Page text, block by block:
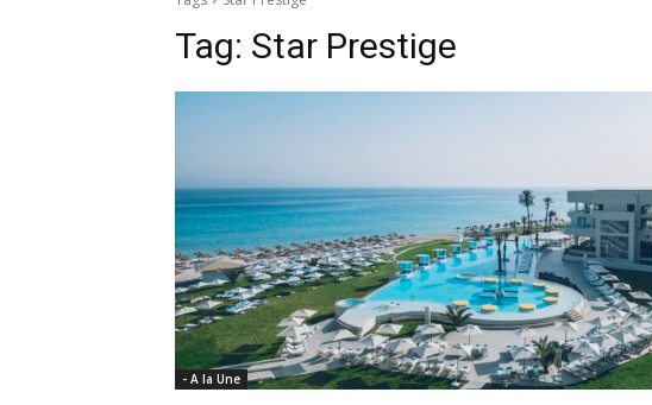
Tag: Star Prestige
- A la Une